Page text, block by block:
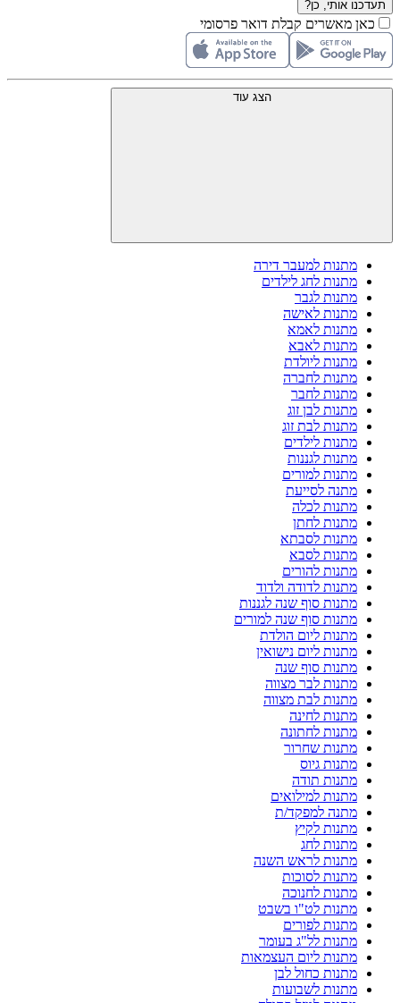
תעדכנו אותי, כן?
כאן מאשרים קבלת דואר פרסומי
הצג עוד
מתנות למעבר דירה
מתנות לחג לילדים
מתנות לגבר
מתנות לאישה
מתנות לאמא
מתנות לאבא
מתנות ליולדת
מתנות לחברה
מתנות לחבר
מתנות לבן זוג
מתנות לבת זוג
מתנות לילדים
מתנות לגננות
מתנות למורים
מתנה לסייעת
מתנות לכלה
מתנות לחתן
מתנות לסבתא
מתנות לסבא
מתנות להורים
מתנות לדודה ולדוד
מתנות סוף שנה לגננות
מתנות סוף שנה למורים
מתנות ליום הולדת
מתנות ליום נישואין
מתנות סוף שנה
מתנות לבר מצווה
מתנות לבת מצווה
מתנות לחינה
מתנות לחתונה
מתנות שחרור
מתנות גיוס
מתנות תודה
מתנות למילואים
מתנה למפקד/ת
מתנות לקיץ
מתנות לחג
מתנות לראש השנה
מתנות לסוכות
מתנות לחנוכה
מתנות לט"ו בשבט
מתנות לפורים
מתנות לל"ג בעומר
מתנות ליום העצמאות
מתנות כחול לבן
מתנות לשבועות